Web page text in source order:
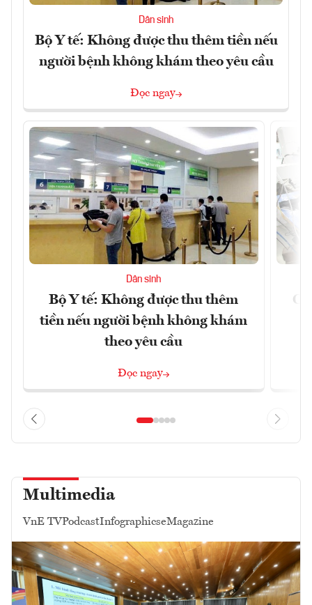
Dân sinh
Bộ Y tế: Không được thu thêm tiền nếu
người bệnh không khám theo yêu cầu
Đọc ngay
Dân sinh
Bộ Y tế: Không được thu thêm
tiền nếu người bệnh không khám
theo yêu cầu
Đọc ngay
Multimedia
VnE TVPodcastInfographicseMagazine